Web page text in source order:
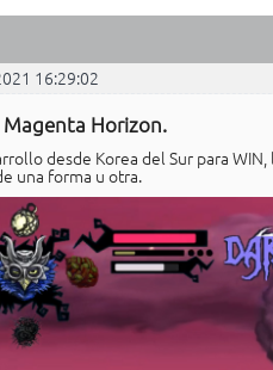
16:29:02
Magenta Horizon.
desde Korea del Sur para
una forma u otra.